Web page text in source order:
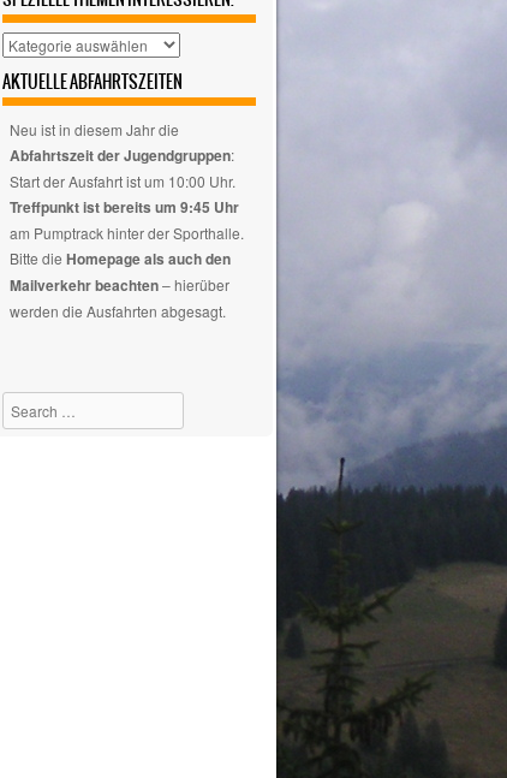
Hier
auswählen,
wenn
interessieren.
AKTUELLE ABFAHRTSZEITEN
Neu ist in diesem Jahr die
Abfahrtszeit der Jugendgruppen:
Start der Ausfahrt ist um 10:00 Uhr.
Treffpunkt ist bereits um 9:45 Uhr
am Pumptrack hinter der Sporthalle.
Bitte dieHomepage als auch den
Mailverkehr beachten– hierüber
werden die Ausfahrten abgesagt.
Search